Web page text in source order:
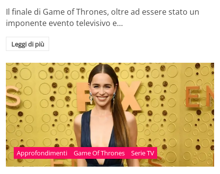
Il finale di Game of Thrones, oltre ad essere stato un
imponente evento televisivo e…
Leggi di più
Approfondimenti Game Of Thrones Serie TV